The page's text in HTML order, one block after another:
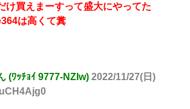
け買えまーすって盛大にやってた
は高くて糞
(ﾜｯﾁｮｲ 9777-NZIw) 2022/11/27(日)